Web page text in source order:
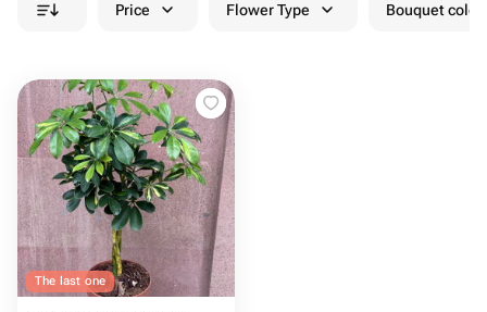
Price Flower Type Bouquet
The last one